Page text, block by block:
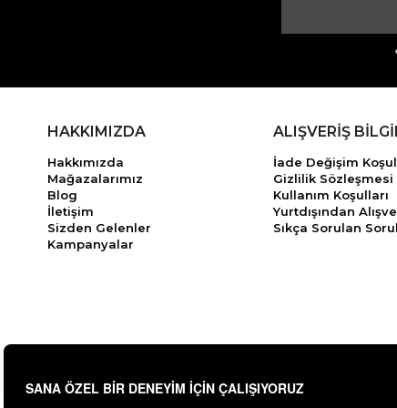
HAKKIMIZDA
Hakkımızda
Mağazalarımız
Blog
İletişim
Sizden Gelenler
Kampanyalar
ALIŞVERİŞ
İade Değişim
Gizlilik Sözleşmesi
Kullanım Koşulları
Yurtdışından
Sıkça Sorulan